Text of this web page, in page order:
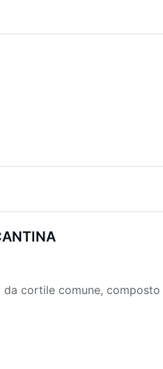
cortile comune,